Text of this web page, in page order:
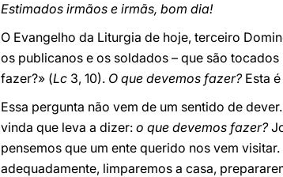
Estimados irmãos e irmãs, bom dia!
O Evangelho da Liturgia de hoje, terceiro
os publicanos e os soldados – que são
fazer?» (Lc 3, 10). O que devemos fazer?Esta é
Essa pergunta não vem de um sentido de
vinda que leva a dizer: o que devemos fazer?
pensemos que um ente querido nos vem
adequadamente, limparemos a casa,